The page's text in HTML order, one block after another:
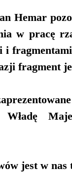
Hemar
w pracę
i
fragment
Władę
jest w